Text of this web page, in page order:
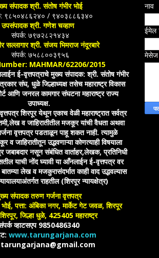
संपादक श्री. संतोष गंभीर भोई
९८५०४८६२४० / ९४०३८८६३४०
उपसंपादक श्री. गणेश चव्हाण
संपर्क: ७९७२८२१४३४
सल्लागार श्री. संजय भिमराज नंदूरबारे
संपर्क: ७५८८००३९५६
MAHMAR/62206/2015
ई-वृत्तपत्राचे मुख्य संपादक: श्री. संतोष गंभीर
संघ, धुळे जिल्हाध्यक्ष तसेच महाराष्ट्र विकास
आणि जनरल कामगार संघटना महाराष्ट्र राज्य
उपाध्यक्ष.
शिरपूर येथून एकाच वेळी महाराष्ट्रात सर्वत्र
व जाहिरातीतील मजकूर यांची वैधता अथवा
वृत्तपत्र पडताळून पाहू शकत नाही. त्यामुळे
जाहिरातीतून उद्भवणाऱ्या कोणत्याही विषयाला
जबाबदार नसून संबंधित वार्ताहर,लेखक, प्रतिनिधी
याची नोंद घ्यावी या आँनलाईन ई-वृत्तपत्र वर
लेख व मजकुरासंदर्भात काही वाद उद्भवल्यास
राहतील (शिरपूर न्यायक्षेत्र)
संपादक तरुण गर्जना वृत्तपत्र
पत्ता: अंबिका नगर, मार्केट गेट जवळ, शिरपूर
जिल्हा धुळे, 425405 महाराष्ट्र
व्हाटसएप 9850486340
www.tarungarjana.com
tarungarjana@gmail.com
नाव
ईमेल
मेसेज